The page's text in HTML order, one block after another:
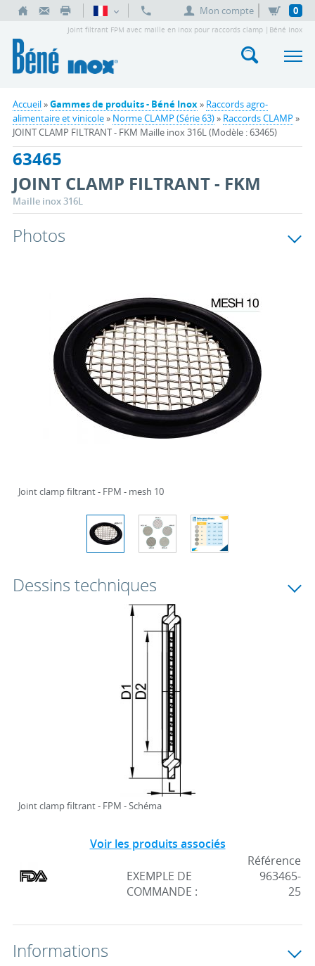
Mon compte 0
Joint filtrant FPM avec maille en inox pour raccords clamp |Béné Inox
Accueil»Gammes de produits - Béné Inox» Raccords agro-
alimentaire et vinicole» Norme CLAMP (Série 63)» Raccords CLAMP »
JOINT CLAMP FILTRANT - FKM Maille inox 316L (Modèle : 63465)
63465
JOINT CLAMP FILTRANT - FKM
Maille inox 316L
Photos
Joint clamp filtrant - FPM - mesh 10
Dessins techniques
Joint clamp filtrant - FPM - Schéma
Voir les produits associés
EXEMPLE DE
COMMANDE :
Référence
963465-
25
Informations